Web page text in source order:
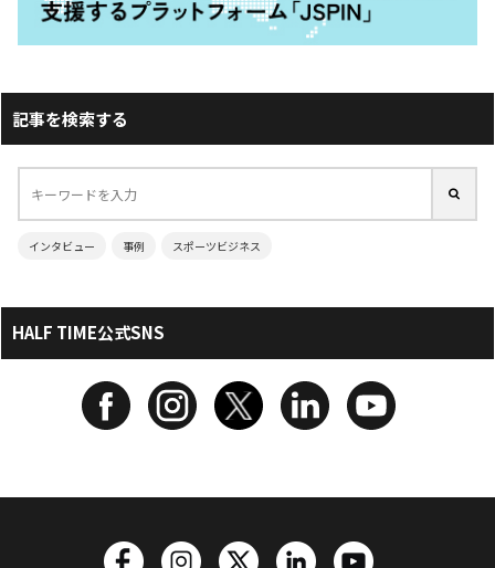
記事を検索する
インタビュー 事例 スポーツビジネス
HALF TIME公式SNS